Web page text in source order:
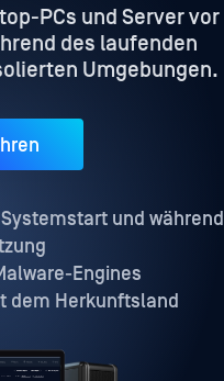
PCs und Server vor
des laufenden
Umgebungen.
und während
Engines
dem Herkunftsland